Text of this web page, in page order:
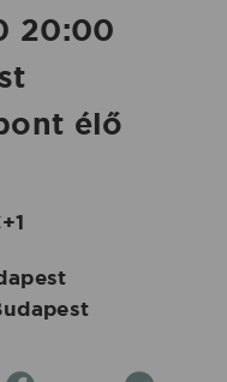
20:00
élő